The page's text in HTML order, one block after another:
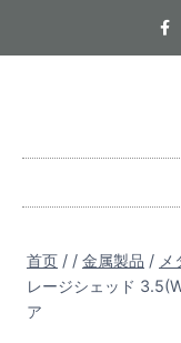
首页 / / 金属製品 /
レージシェッド
ア